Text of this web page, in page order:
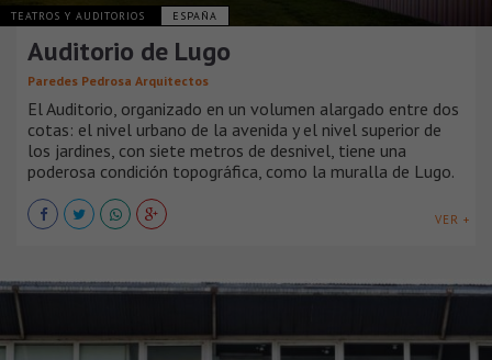
TEATROS Y AUDITORIOS ESPAÑA
Auditorio de Lugo
Paredes Pedrosa Arquitectos
El Auditorio, organizado en un volumen alargado entre dos
cotas: el nivel urbano de la avenida y el nivel superior de
los jardines, con siete metros de desnivel, tiene una
poderosa condición topográfica, como la muralla de Lugo.
VER +